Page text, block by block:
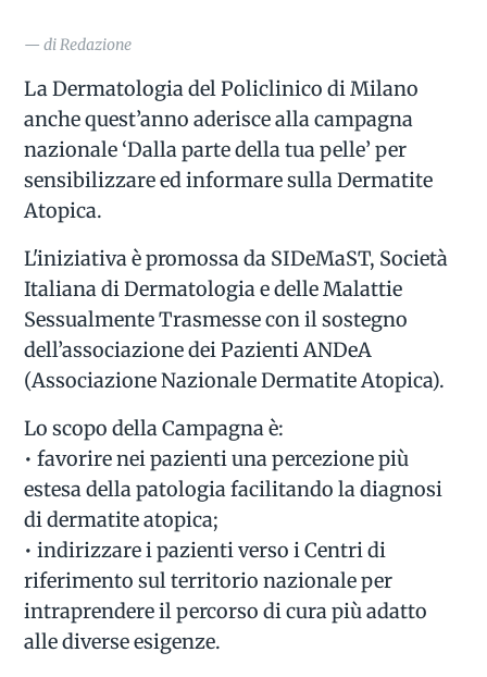
— di Redazione
La Dermatologia del Policlinico di Milano
anche quest’anno aderisce alla campagna
nazionale ‘Dalla parte della tua pelle’ per
sensibilizzare ed informare sulla Dermatite
Atopica.
L'iniziativa è promossa da SIDeMaST, Società
Italiana di Dermatologia e delle Malattie
Sessualmente Trasmesse con il sostegno
dell’associazione dei Pazienti ANDeA
(Associazione Nazionale Dermatite Atopica).
Lo scopo della Campagna è:
• favorire nei pazienti una percezione più
estesa della patologia facilitando la diagnosi
di dermatite atopica;
• indirizzare i pazienti verso i Centri di
riferimento sul territorio nazionale per
intraprendere il percorso di cura più adatto
alle diverse esigenze.